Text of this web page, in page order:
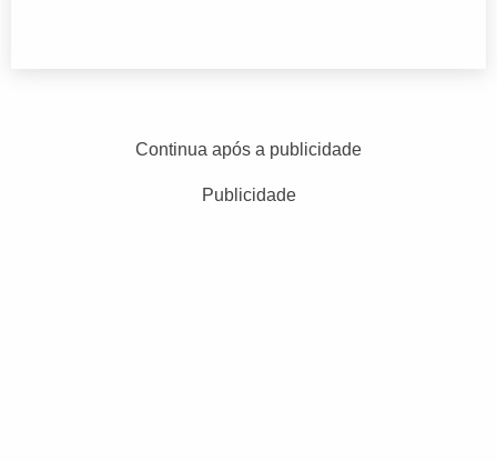
Continua após a publicidade
Publicidade